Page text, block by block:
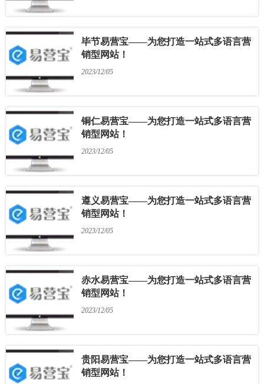
毕节易营宝——为您打造一站式多语言营
销型网站！
2023/12/05
铜仁易营宝——为您打造一站式多语言营
销型网站！
2023/12/05
遵义易营宝——为您打造一站式多语言营
销型网站！
2023/12/05
赤水易营宝——为您打造一站式多语言营
销型网站！
2023/12/05
贵阳易营宝——为您打造一站式多语言营
销型网站！